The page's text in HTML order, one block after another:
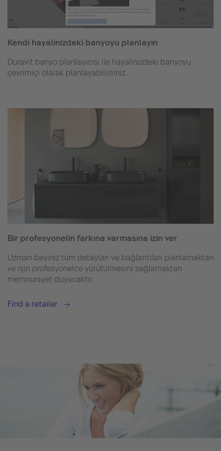
Kendi hayalinizdeki banyoyu planlayın
Duravit banyo planlayıcısı ile hayalinizdeki banyoyu
çevrimiçi olarak planlayabilirsiniz.
Bir profesyonelin farkına varmasına izin ver
Uzman bayiniz tüm detayları ve bağlantıları planlamaktan
ve işin profesyonelce yürütülmesini sağlamaktan
memnuniyet duyacaktır.
Find a retailer